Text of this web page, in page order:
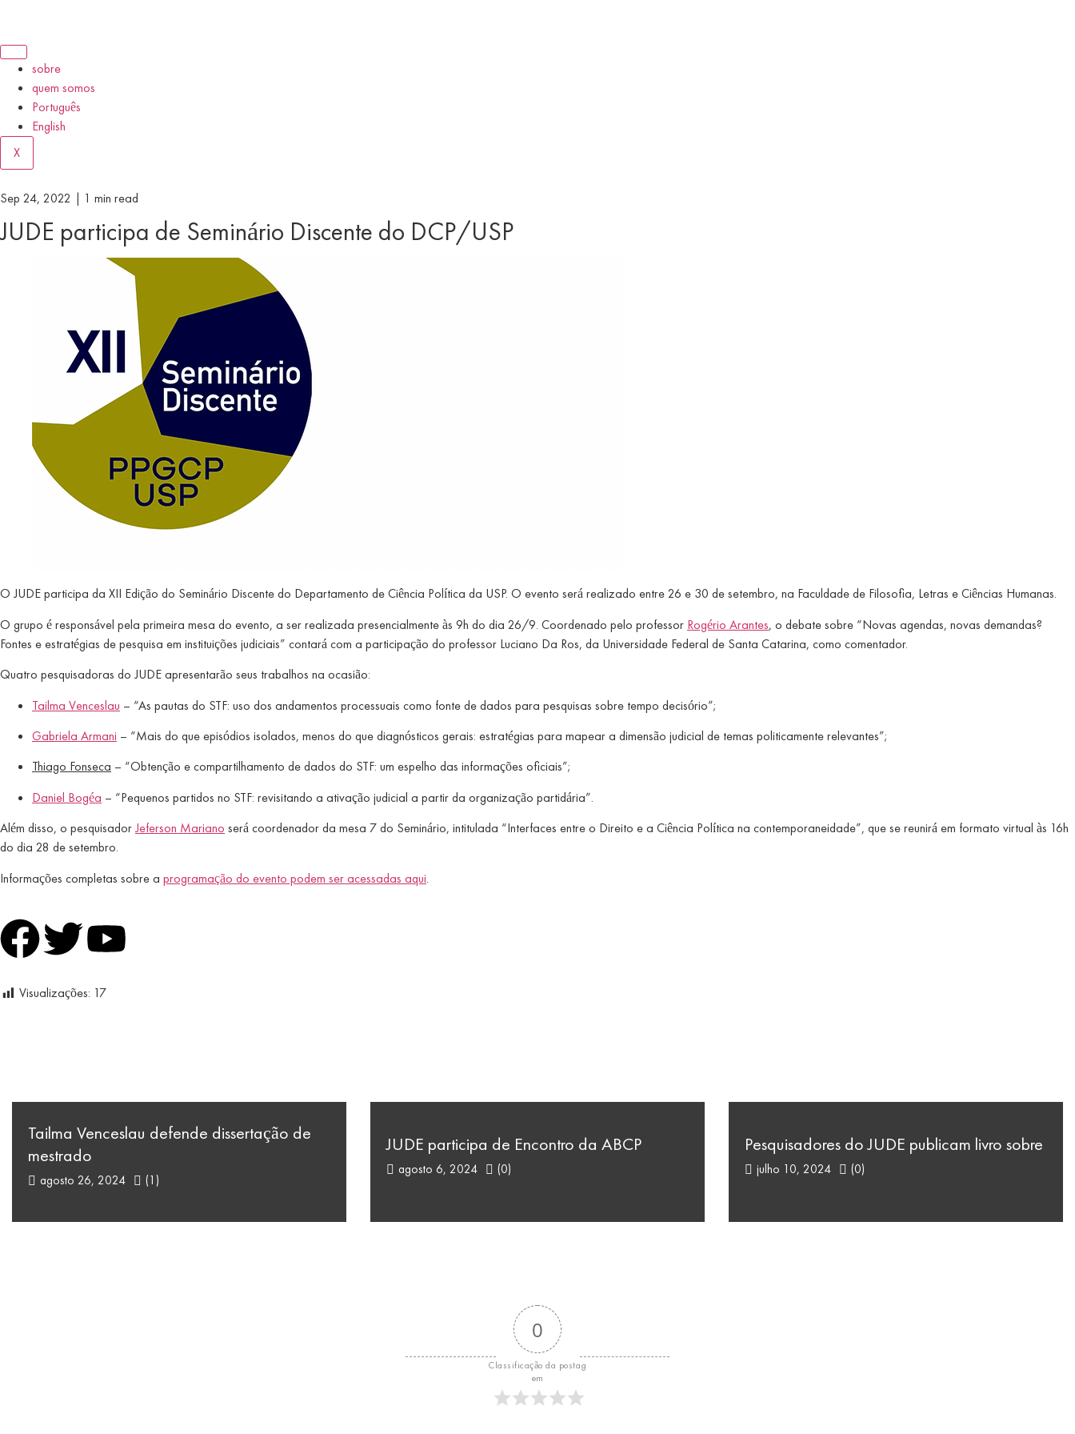
sobre
quem somos
Português
English
X
Sep 24, 2022 | 1 min read
JUDE participa de Seminário Discente do DCP/USP
O JUDE participa da XII Edição do Seminário Discente do Departamento de Ciência Política da USP. O evento será realizado entre 26 e 30 de setembro, na Faculdade de Filosofia, Letras e Ciências Humanas.
O grupo é responsável pela primeira mesa do evento, a ser realizada presencialmente às 9h do dia 26/9. Coordenado pelo professor Rogério Arantes, o debate sobre “Novas agendas, novas demandas?
Fontes e estratégias de pesquisa em instituições judiciais” contará com a participação do professor Luciano Da Ros, da Universidade Federal de Santa Catarina, como comentador.
Quatro pesquisadoras do JUDE apresentarão seus trabalhos na ocasião:
Tailma Venceslau – “As pautas do STF: uso dos andamentos processuais como fonte de dados para pesquisas sobre tempo decisório”;
Gabriela Armani – “Mais do que episódios isolados, menos do que diagnósticos gerais: estratégias para mapear a dimensão judicial de temas politicamente relevantes”;
Thiago Fonseca – “Obtenção e compartilhamento de dados do STF: um espelho das informações oficiais”;
Daniel Bogéa – “Pequenos partidos no STF: revisitando a ativação judicial a partir da organização partidária”.
Além disso, o pesquisadorJeferson Mariano será coordenador da mesa 7 do Seminário, intitulada “Interfaces entre o Direito e a Ciência Política na contemporaneidade”, que se reunirá em formato virtual às 16h
do dia 28 de setembro.
Informações completas sobre a programação do evento podem ser acessadas aqui.
Visualizações: 17
Tailma Venceslau defende dissertação de
mestrado
agosto 26, 2024 (1)
JUDE participa de Encontro da ABCP
agosto 6, 2024 (0)
Pesquisadores do JUDE publicam livro sobre
julho 10, 2024 (0)
0
Classificação da postag
em